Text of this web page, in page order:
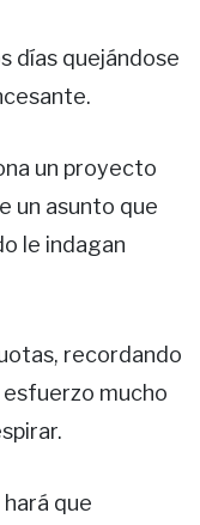
días quejándose
un proyecto
un asunto que
le indagan
recordando
mucho
que